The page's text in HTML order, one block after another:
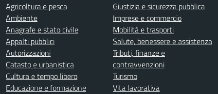
Agricoltura e pesca
Ambiente
Anagrafe e stato civile
Appalti pubblici
Autorizzazioni
Catasto e urbanistica
Cultura e tempo libero
Educazione e formazione
Giustizia e sicurezza pubblica
Imprese e commercio
Mobilità e trasporti
Salute, benessere e assistenza
Tributi, finanze e
contravvenzioni
Turismo
Vita lavorativa